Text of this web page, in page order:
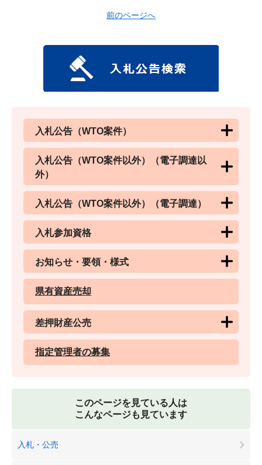
前のページへ
入札公告（WTO案件）
入札公告（WTO案件以外）（電子調達以
外）
入札公告（WTO案件以外）（電子調達）
入札参加資格
お知らせ・要領・様式
県有資産売却
差押財産公売
指定管理者の募集
このページを見ている人は
こんなページも見ています
入札・公売